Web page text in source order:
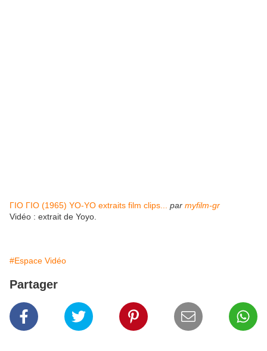
ΓΙΟ ΓΙΟ (1965) YO-YO extraits film clips... par myfilm-gr
Vidéo : extrait de Yoyo.
#Espace Vidéo
Partager